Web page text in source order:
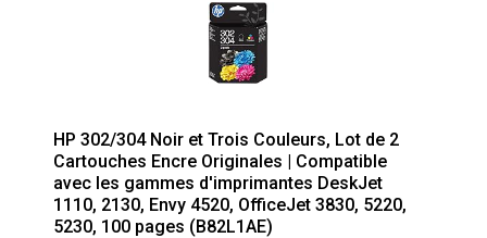
HP 302/304 Noir et Trois Couleurs, Lot de 2
Cartouches Encre Originales | Compatible
avec les gammes d'imprimantes DeskJet
1110, 2130, Envy 4520, OfficeJet 3830, 5220,
5230, 100 pages (B82L1AE)